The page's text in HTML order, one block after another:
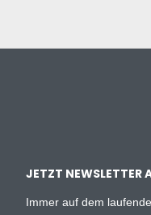
JETZT NEWSLETTER
Immer auf dem